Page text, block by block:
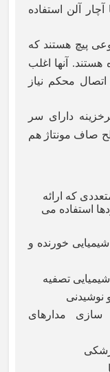
آلن استفاده
پیچ هستند که
آنها اغلب
محکم نیاز
دارای سر
صاف مونتاژ هم
که ارائه
استفاده می
خورنده و
تصفیه
نوشیدنی
سازی مدارهای